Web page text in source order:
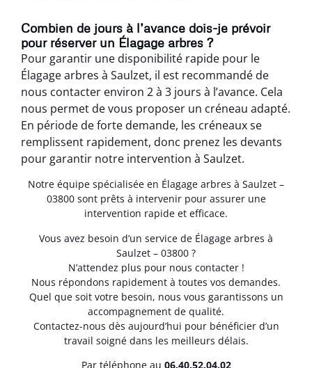
Combien de jours à l’avance dois-je prévoir
pour réserver un Élagage arbres ?
Pour garantir une disponibilité rapide pour le
Élagage arbres à Saulzet, il est recommandé de
nous contacter environ 2 à 3 jours à l’avance. Cela
nous permet de vous proposer un créneau adapté.
En période de forte demande, les créneaux se
remplissent rapidement, donc prenez les devants
pour garantir notre intervention à Saulzet.
Notre équipe spécialisée en Élagage arbres à Saulzet –
03800 sont prêts à intervenir pour assurer une
intervention rapide et efficace.
Vous avez besoin d’un service de Élagage arbres à
Saulzet – 03800 ?
N’attendez plus pour nous contacter !
Nous répondons rapidement à toutes vos demandes.
Quel que soit votre besoin, nous vous garantissons un
accompagnement de qualité.
Contactez-nous dès aujourd’hui pour bénéficier d’un
travail soigné dans les meilleurs délais.
Par téléphone au 06.40.52.04.02